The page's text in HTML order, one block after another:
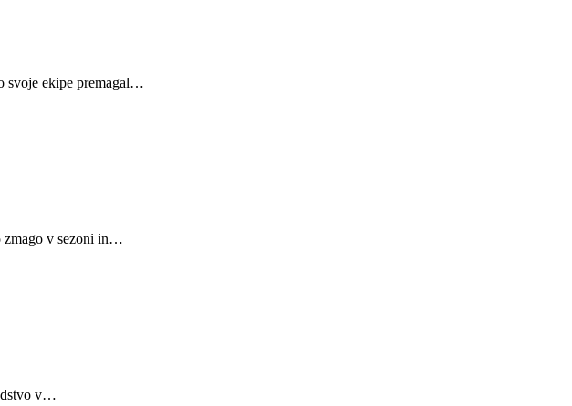
svoje ekipe premagal…
zmago v sezoni in…
v…